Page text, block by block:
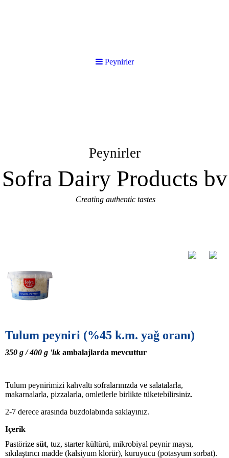
Peynirler
Sofra Dairy Products bv
Creating authentic tastes
Tulum peyniri (%45 k.m. yaǧ oranı)
350 g /400 g 'lık ambalajlarda mevcuttur
Tulum peynirimizi kahvaltı sofralarınızda ve salatalarla,
makarnalarla, pizzalarla, omletlerle birlikte tüketebilirsiniz.
2-7 derece arasında buzdolabında saklayınız.
Içerik
Pastörize süt, tuz, starter kültürü, mikrobiyal peynir maysı,
sıkılaştırıcı madde (kalsiyum klorür), kuruyucu (potasyum sorbat).
Peynirler